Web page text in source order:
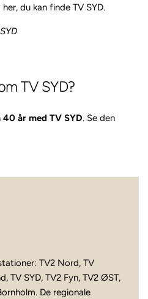
du kan finde TV SYD.
TV SYD?
40 år med TV SYD. Se den
TV2 Nord, TV
TV SYD, TV2 Fyn, TV2 ØST,
De regionale